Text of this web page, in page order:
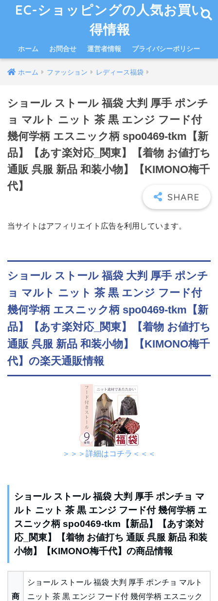
EC-ショッピングの人気お買い
得情報
ホーム お問合せ 運営者情報 プライバシーポリシー
ホーム ファッション レディース福袋
ショール ストール 福袋 大判 厚手 ポンチ
ョ マルト ニット 茶 黒 エンジ フード付
幾何学柄 エスニック柄 spo0469-tkm【新
品】【あす楽対応_関東】【着物 お値打ち
通販 呉服 新品 和装小物】【KIMONO梅千
代】
当サイトはアフィリエイト広告を利用しています。
ショール ストール 福袋 大判 厚手 ポンチ
ョ マルト ニット 茶 黒 エンジ フード付
幾何学柄 エスニック柄 spo0469-tkm【新
品】【あす楽対応_関東】【着物 お値打ち
通販 呉服 新品 和装小物】【KIMONO梅千
代】の楽天通販情報
＞＞＞詳細はコチラ＜＜＜
ショール ストール 福袋 大判 厚手 ポンチョ マ
ルト ニット 茶 黒 エンジ フード付 幾何学柄 エ
スニック柄 spo0469-tkm【新品】【あす楽対
応_関東】【着物 お値打ち 通販 呉服 新品 和装
小物】【KIMONO梅千代】の商品情報
商
ショール ストール 福袋 大判 厚手 ポンチョ マルト
ニット 茶 黒 エンジ フード付 幾何学柄 エスニック